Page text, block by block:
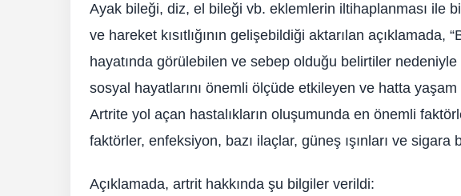
Ayak bileği, diz, el bileği vb. eklemlerin iltihaplanması ile
ve hareket kısıtlığının gelişebildiği aktarılan açıklamada,
hayatında görülebilen ve sebep olduğu belirtiler nedeniyle
sosyal hayatlarını önemli ölçüde etkileyen ve hatta yaşam
Artrite yol açan hastalıkların oluşumunda en önemli
faktörler, enfeksiyon, bazı ilaçlar, güneş ışınları ve sigara
Açıklamada, artrit hakkında şu bilgiler verildi: